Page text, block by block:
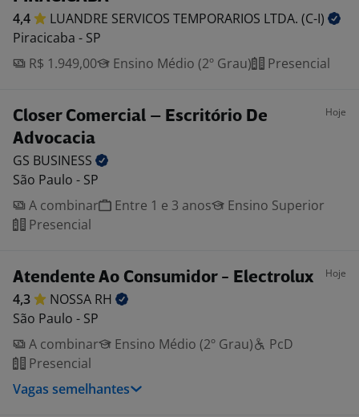
4,4 LUANDRE SERVICOS TEMPORARIOS LTDA. (C-I)
Piracicaba - SP
R$ 1.949,00
Ensino Médio (2º Grau) Presencial
Closer Comercial – Escritório De
Advocacia
Hoje
GS BUSINESS
São Paulo - SP
A combinar
Entre 1 e 3 anos
Ensino Superior
Presencial
Atendente Ao Consumidor - Electrolux Hoje
4,3 NOSSA RH
São Paulo - SP
A combinar
Ensino Médio (2º Grau)
PcD
Presencial
Vagas semelhantes